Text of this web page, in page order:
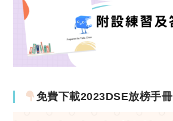
免費下載2023DSE放榜手冊